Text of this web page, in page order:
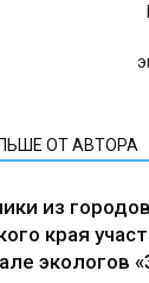
ОТ АВТОРА
из
края
экологов